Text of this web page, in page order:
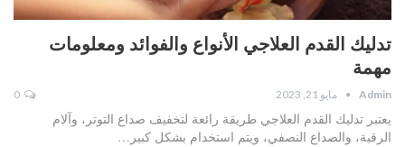
تدليك القدم العلاجي الأنواع والفوائد ومعلومات
مهمة
Admin مايو 21, 2023
يعتبر تدليك القدم العلاجي طريقة رائعة لتخفيف صداع التوتر، وآلام
الرقبة، والصداع النصفي، ويتم استخدام بشكل كبير…